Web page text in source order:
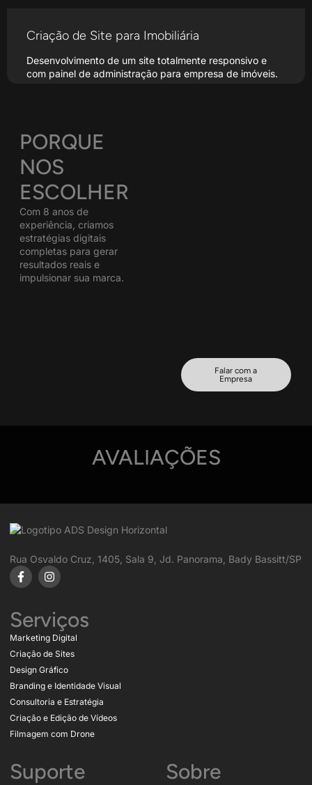
Criação de Site para Imobiliária
Desenvolvimento de um site totalmente responsivo e
com painel de administração para empresa de imóveis.
PORQUE
NOS
ESCOLHER
Com 8 anos de
experiência, criamos
estratégias digitais
completas para gerar
resultados reais e
impulsionar sua marca.
Falar com a
Empresa
AVALIAÇÕES
Rua Osvaldo Cruz, 1405, Sala 9, Jd. Panorama, Bady Bassitt/SP
Serviços
Marketing Digital
Criação de Sites
Design Gráfico
Branding e Identidade Visual
Consultoria e Estratégia
Criação e Edição de Vídeos
Filmagem com Drone
Suporte Sobre